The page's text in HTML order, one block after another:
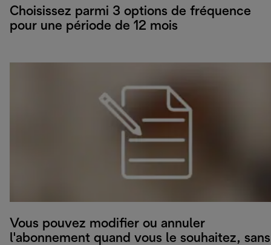
Choisissez parmi 3 options de fréquence
pour une période de 12 mois
Vous pouvez modifier ou annuler
l'abonnement quand vous le souhaitez, sans